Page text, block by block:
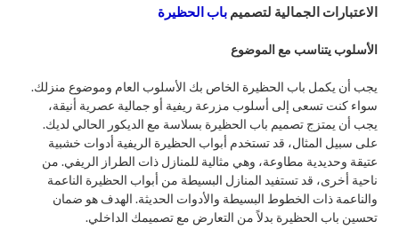
الاعتبارات الجمالية لتصميمباب الحظيرة
الأسلوب يتناسب مع الموضوع
يجب أن يكمل باب الحظيرة الخاص بك الأسلوب العام وموضوع منزلك.
سواء كنت تسعى إلى أسلوب مزرعة ريفية أو جمالية عصرية أنيقة،
يجب أن يمتزج تصميم باب الحظيرة بسلاسة مع الديكور الحالي لديك.
على سبيل المثال، قد تستخدم أبواب الحظيرة الريفية أدوات خشبية
عتيقة وحديدية مطاوعة، وهي مثالية للمنازل ذات الطراز الريفي. من
ناحية أخرى، قد تستفيد المنازل البسيطة من أبواب الحظيرة الناعمة
والناعمة ذات الخطوط البسيطة والأدوات الحديثة. الهدف هو ضمان
تحسين باب الحظيرة بدلاً من التعارض مع تصميمك الداخلي.